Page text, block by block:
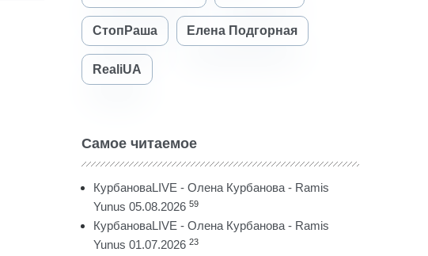
СтопРаша Елена Подгорная
RealiUA
Самое читаемое
КурбановаLIVE - Олена Курбанова - Ramis
Yunus 05.08.2026 59
КурбановаLIVE - Олена Курбанова - Ramis
Yunus 01.07.2026 23